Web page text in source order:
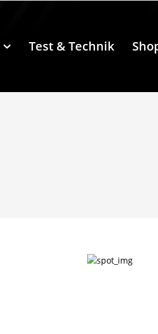
Test & Technik